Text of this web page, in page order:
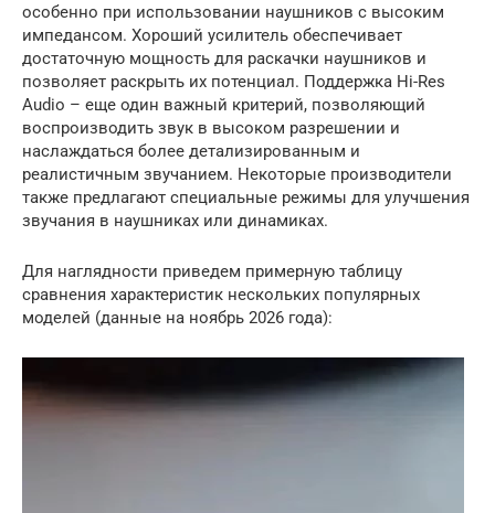
особенно при использовании наушников с высоким
импедансом. Хороший усилитель обеспечивает
достаточную мощность для раскачки наушников и
позволяет раскрыть их потенциал. Поддержка Hi-Res
Audio – еще один важный критерий, позволяющий
воспроизводить звук в высоком разрешении и
наслаждаться более детализированным и
реалистичным звучанием. Некоторые производители
также предлагают специальные режимы для улучшения
звучания в наушниках или динамиках.
Для наглядности приведем примерную таблицу
сравнения характеристик нескольких популярных
моделей (данные на ноябрь 2026 года):